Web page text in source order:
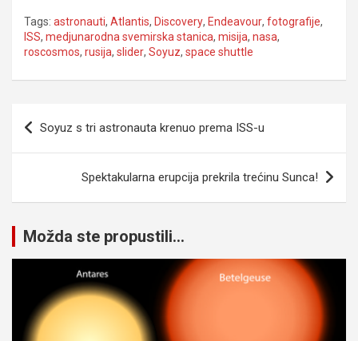
Tags: astronauti, Atlantis, Discovery, Endeavour, fotografije,
ISS, medjunarodna svemirska stanica, misija, nasa,
roscosmos, rusija, slider, Soyuz, space shuttle
Navigacija
članaka
Soyuz s tri astronauta krenuo prema ISS-u
Spektakularna erupcija prekrila trećinu Sunca!
Možda ste propustili...